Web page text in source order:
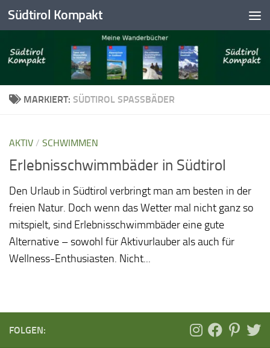
Skip to content
Südtirol Kompakt
MARKIERT: SÜDTIROL SPASSBÄDER
AKTIV / SCHWIMMEN
Erlebnisschwimmbäder in Südtirol
Den Urlaub in Südtirol verbringt man am besten in der
freien Natur. Doch wenn das Wetter mal nicht ganz so
mitspielt, sind Erlebnisschwimmbäder eine gute
Alternative – sowohl für Aktivurlauber als auch für
Wellness-Enthusiasten. Nicht...
FOLGEN: